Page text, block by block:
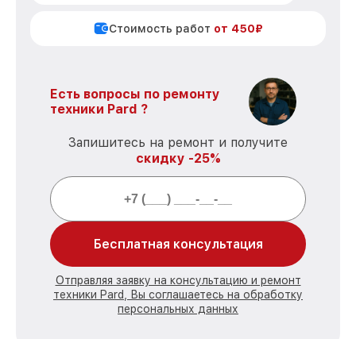
Стоимость работ от 450₽
Есть вопросы по ремонту
техники Pard ?
Запишитесь на ремонт и получите
скидку -25%
Бесплатная консультация
Отправляя заявку на консультацию и ремонт
техники Pard, Вы соглашаетесь на обработку
персональных данных